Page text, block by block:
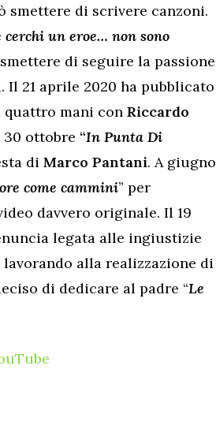
smettere di scrivere canzoni.
cerchi un eroe… non sono
di seguire la passione
Il 21 aprile 2020 ha pubblicato
mani con Riccardo
ottobre “In Punta Di
di Marco Pantani. A giugno
come cammini” per
davvero originale. Il 19
legata alle ingiustizie
alla realizzazione di
di dedicare al padre “Le